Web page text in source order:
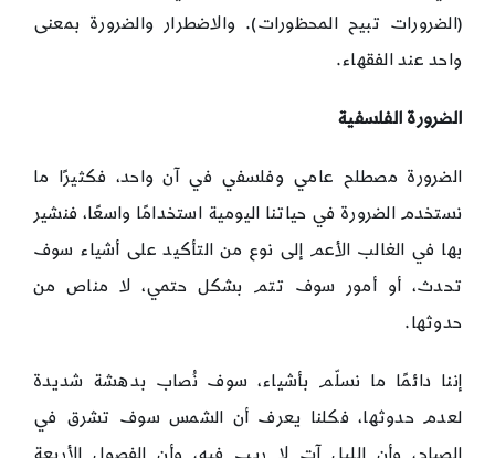
(الضرورات تبيح المحظورات). والاضطرار والضرورة بمعنى
واحد عند الفقهاء.
الضرورة الفلسفية
الضرورة مصطلح عامي وفلسفي في آن واحد، فكثيرًا ما
نستخدم الضرورة في حياتنا اليومية استخدامًا واسعًا، فنشير
بها في الغالب الأعم إلى نوع من التأكيد على أشياء سوف
تحدث، أو أمور سوف تتم بشكل حتمي، لا مناص من
حدوثها.
إننا دائمًا ما نسلّم بأشياء، سوف نُصاب بدهشة شديدة
لعدم حدوثها، فكلنا يعرف أن الشمس سوف تشرق في